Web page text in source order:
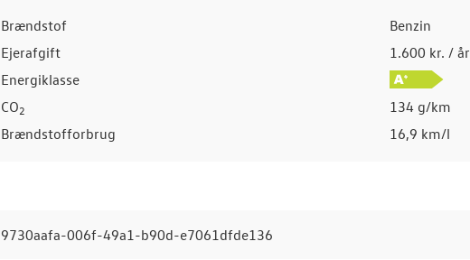
Brændstof
Benzin
Ejerafgift
1.600 kr. / år
Energiklasse
CO2
134 g/km
Brændstofforbrug
16,9 km/l
9730aafa-006f-49a1-b90d-e7061dfde136